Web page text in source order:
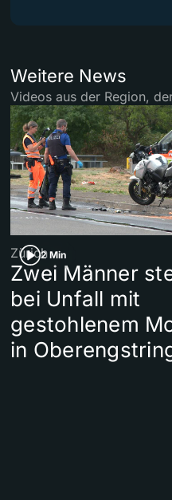
Weitere News
Videos aus der Region,
2 Min
Zürich
Zwei Männer
bei Unfall mit
gestohlenem
in